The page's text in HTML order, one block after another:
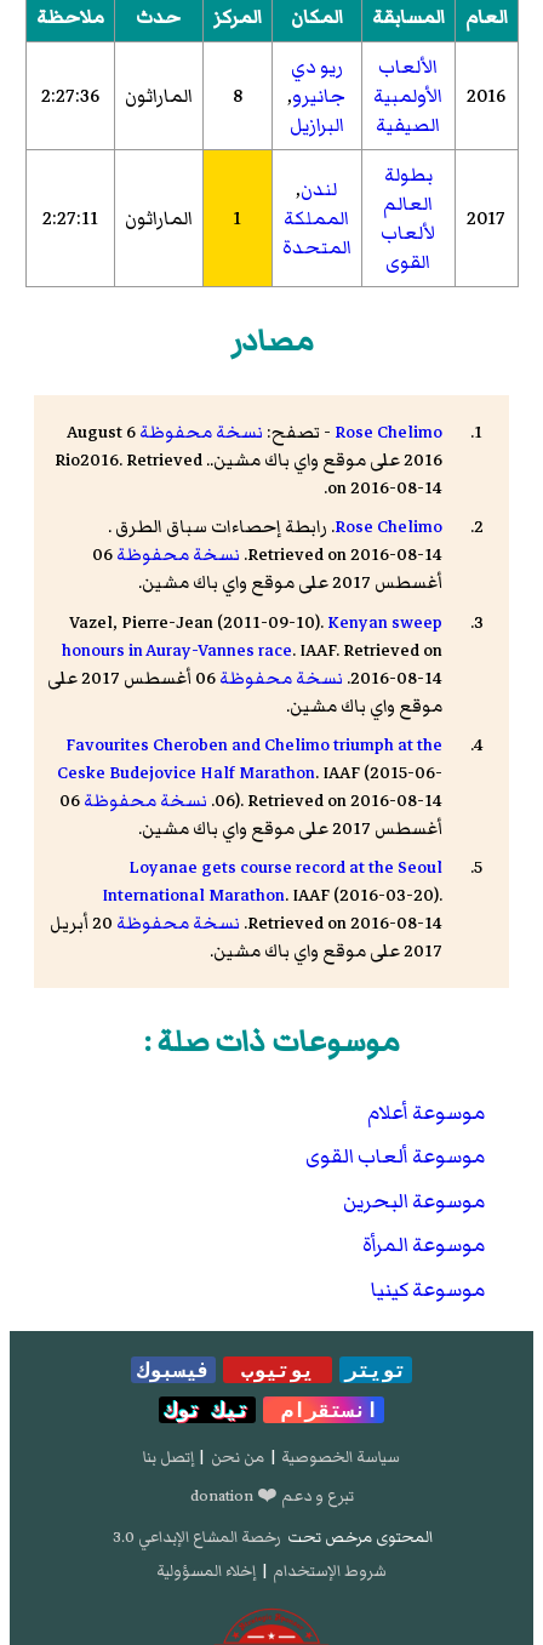
العام المسابقة المكان المركز حدث ملاحظة
2016
الألعاب
الأولمبية
الصيفية
ريو دي
جانيرو,
البرازيل
8 الماراثون 2:27:36
2017
بطولة
العالم
لألعاب
القوى
لندن,
المملكة
المتحدة
1 الماراثون 2:27:11
مصادر
Rose Chelimo - تصفح: نسخة محفوظة
6 August
2016 على موقع واي باك مشين.. Rio2016. Retrieved
on 2016-08-14.
Rose Chelimo
. رابطة إحصاءات سباق الطرق.
Retrieved on 2016-08-14. نسخة محفوظة06
أغسطس 2017 على موقع واي باك مشين.
Vazel, Pierre-Jean (2011-09-10).Kenyan sweep
honours in Auray-Vannes race. IAAF. Retrieved on
2016-08-14. نسخة محفوظة
06 أغسطس 2017 على
موقع واي باك مشين.
Favourites Cheroben and Chelimo triumph at the
Ceske Budejovice Half Marathon. IAAF (2015-06-
06). Retrieved on 2016-08-14. نسخة محفوظة06
أغسطس 2017 على موقع واي باك مشين.
Loyanae gets course record at the Seoul
International Marathon. IAAF (2016-03-20).
Retrieved on 2016-08-14. نسخة محفوظة
20 أبريل
2017 على موقع واي باك مشين.
موسوعات ذات صلة :
موسوعة أعلام
موسوعة ألعاب القوى
موسوعة البحرين
موسوعة المرأة
موسوعة كينيا
تويتر يوتيوب
فيسبوك
انستقرام
تيك توك
سياسة الخصوصية | من نحن | إتصل بنا
تبرع و دعم ❤️ donation
المحتوى مرخص تحت رخصة المشاع الإبداعي 3.0
شروط الإستخدام | إخلاء المسؤولية